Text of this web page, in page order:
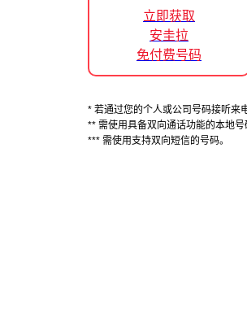
立即获取
安圭拉
免付费号码
* 若通过您的个人或公司号码接听来
** 需使用具备双向通话功能的本地号
*** 需使用支持双向短信的号码。